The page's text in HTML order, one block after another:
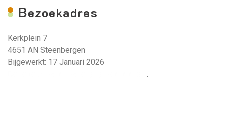
Bezoekadres
Kerkplein 7
4651 AN Steenbergen
Bijgewerkt: 17 Januari 2026
.